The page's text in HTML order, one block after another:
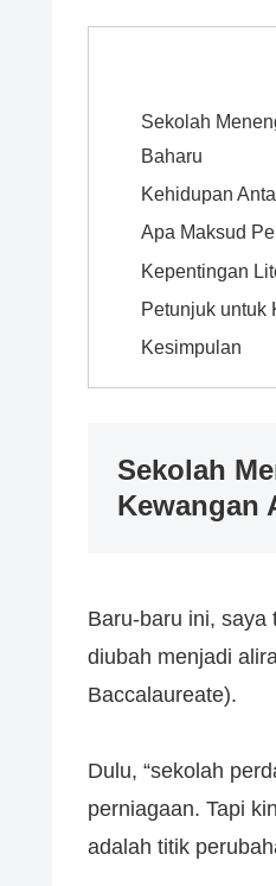
Sekolah
Baharu
Kehidupan
Apa Maksud
Kepentingan
Petunjuk untuk
Kesimpulan
Sekolah
Kewangan
Baru-baru ini, saya
diubah menjadi
Baccalaureate).
Dulu, “sekolah
perniagaan. Tapi
adalah titik